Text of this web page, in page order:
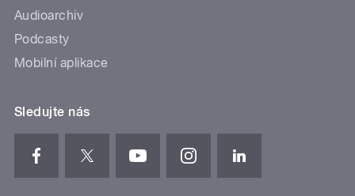
Audioarchiv
Podcasty
Mobilní aplikace
Sledujte nás